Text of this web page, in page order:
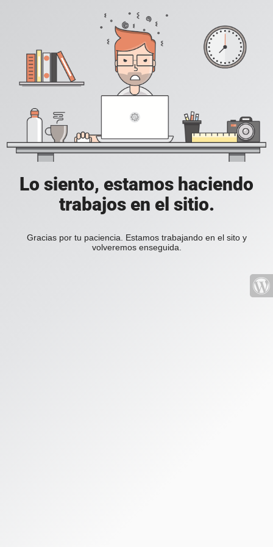
Lo siento, estamos haciendo
trabajos en el sitio.
Gracias por tu paciencia. Estamos trabajando en el sito y
volveremos enseguida.